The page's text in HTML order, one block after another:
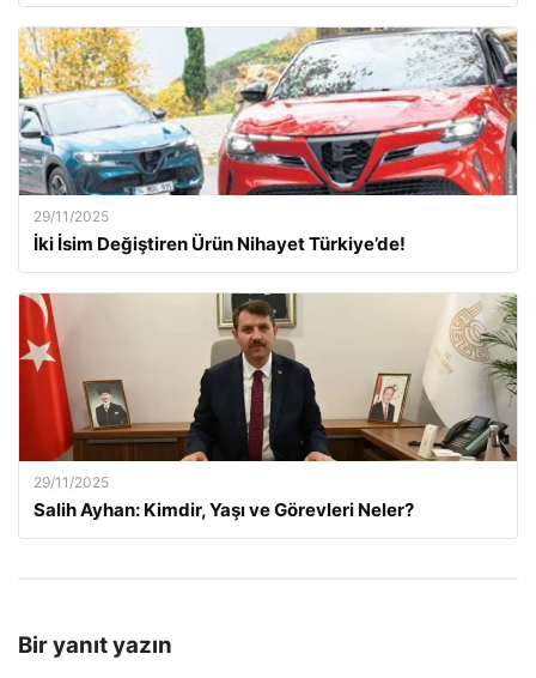
29/11/2025
İki İsim Değiştiren Ürün Nihayet Türkiye’de!
29/11/2025
Salih Ayhan: Kimdir, Yaşı ve Görevleri Neler?
Bir yanıt yazın